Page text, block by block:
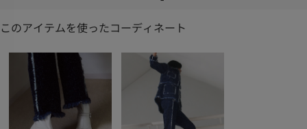
このアイテムを使ったコーディネート